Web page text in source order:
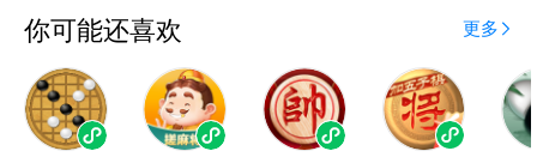
应用宝为腾讯官方游戏平台，收录海量正版授权的高热
度精品小游戏。直接搜索或者在小游戏 tab 发现热门
同城游牛鬼小游戏双平台畅玩
你可能还喜欢 更多